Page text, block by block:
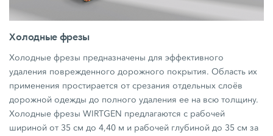
Холодные фрезы
Холодные фрезы предназначены для эффективного
удаления поврежденного дорожного покрытия. Область их
применения простирается от срезания отдельных слоёв
дорожной одежды до полного удаления ее на всю толщину.
Холодные фрезы WIRTGEN предлагаются с рабочей
шириной от 35 см до 4,40 м и рабочей глубиной до 35 см за